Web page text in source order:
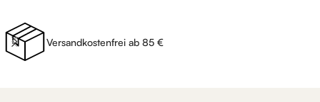
Versandkostenfrei ab 85 €